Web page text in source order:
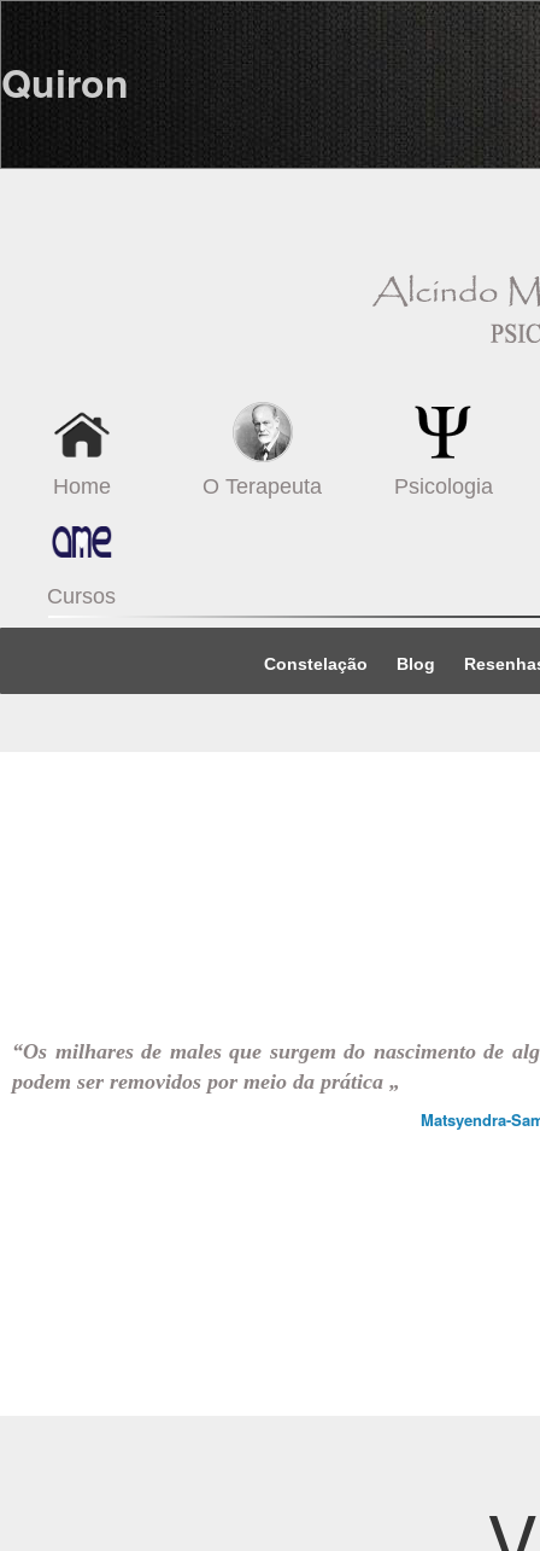
Quiron
Home O Terapeuta Psicologia
Cursos
Constelação Blog
“Os milhares de males que surgem do nascimento de
podem ser removidos por meio da prática „
Matsyendra-